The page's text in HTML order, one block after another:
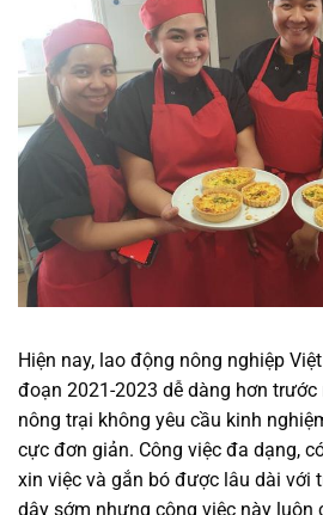
Hiện nay, lao động nông nghiệp
đoạn 2021-2023 dễ dàng hơn trước
nông trại không yêu cầu kinh
cực đơn giản. Công việc đa dạng,
xin việc và gắn bó được lâu dài với
dậy sớm nhưng công việc này luôn